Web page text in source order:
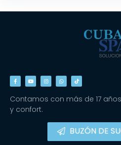
Contamos con más de 17
y confort.
BUZÓN DE